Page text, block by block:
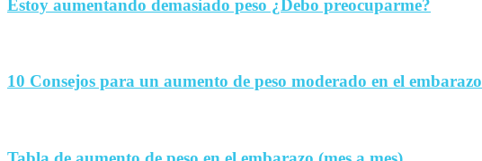
Estoy aumentando demasiado peso ¿Debo preocuparme?
10 Consejos para un aumento de peso moderado en el embarazo